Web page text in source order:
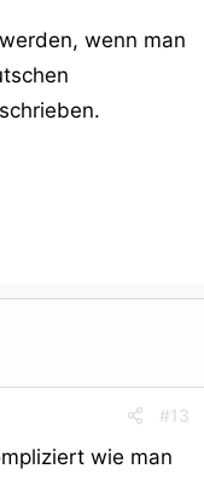
wenn man
#13
wie man